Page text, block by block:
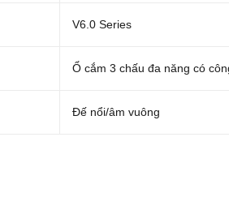
V6.0 Series
Ổ cắm 3 chấu đa năng có
Đế nổi/âm vuông